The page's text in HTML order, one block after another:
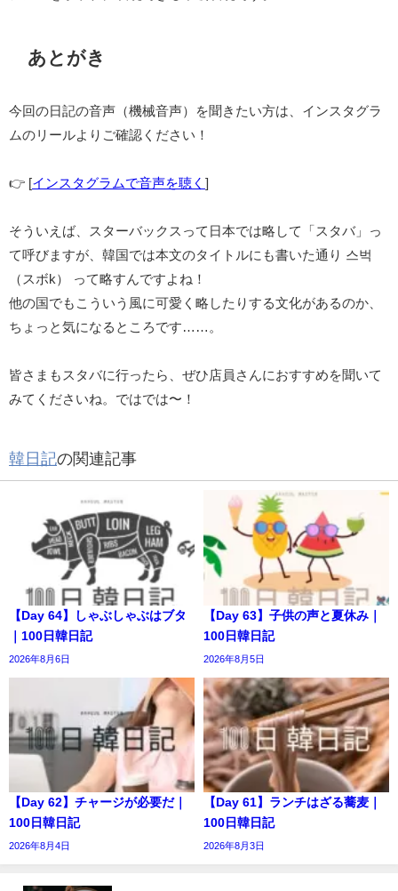
あとがき
今回の日記の音声（機械音声）を聞きたい方は、インスタグラ
ムのリールよりご確認ください！
👉 [インスタグラムで音声を聴く ]
そういえば、スターバックスって日本では略して「スタバ」っ
て呼びますが、韓国では本文のタイトルにも書いた通り 스벅
（スボk） って略すんですよね！
他の国でもこういう風に可愛く略したりする文化があるのか、
ちょっと気になるところです……。
皆さまもスタバに行ったら、ぜひ店員さんにおすすめを聞いて
みてくださいね。ではでは〜！
韓日記の関連記事
【Day 64】しゃぶしゃぶはブタ
｜100日韓日記
2026年8月6日
【Day 63】子供の声と夏休み｜
100日韓日記
2026年8月5日
【Day 62】チャージが必要だ｜
100日韓日記
2026年8月4日
【Day 61】ランチはざる蕎麦｜
100日韓日記
2026年8月3日